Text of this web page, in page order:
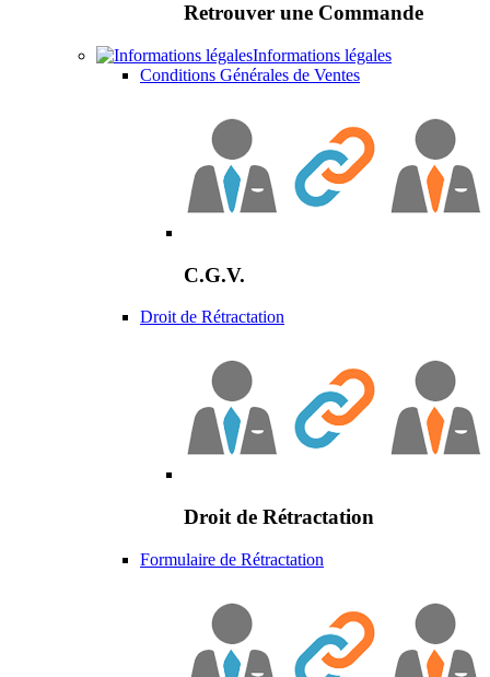
Retrouver une Commande
Informations légales
Conditions Générales de Ventes
C.G.V.
Droit de Rétractation
Droit de Rétractation
Formulaire de Rétractation